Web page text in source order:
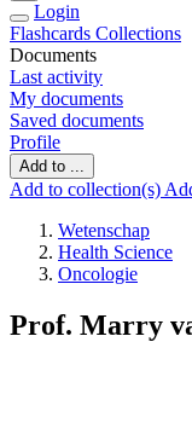
Login
Flashcards Collections
Documents
Last activity
My documents
Saved documents
Profile
Add to ...
Add to collection(s)
Wetenschap
Health Science
Oncologie
Prof. Marry